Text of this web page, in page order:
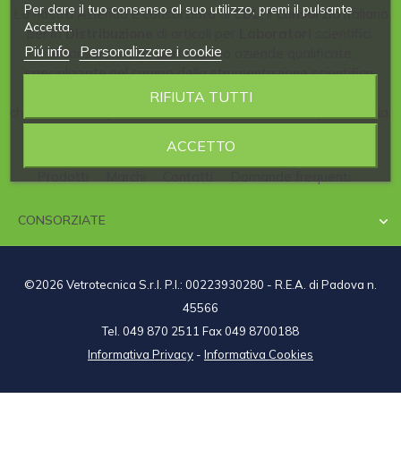
La nostra Azienda è consorziata alCDL, ilConsorzioitaliano
per laDistribuzione
Al consorzio CDL partecipano aziende qualificate,
specializzate nel campo della strumentazione scientifica,
delle vetrerie e dei materiali per il laboratorio, dei prodotti
CONSORZIATE 
Per dare il tuo consenso al suo utilizzo, premi il pulsante
Accetta.
Piú info Personalizzare i cookie
RIFIUTA TUTTI
ACCETTO
©2026 Vetrotecnica S.r.l. P.I.: 00223930280 - R.E.A. di Padova n.
45566
Tel. 049 870 2511 Fax 049 8700188
Informativa Privacy - Informativa Cookies